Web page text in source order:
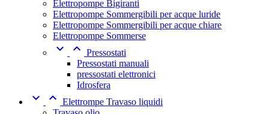
Elettropompe Bigiranti
Elettropompe Sommergibili per acque luride
Elettropompe Sommergibili per acque chiare
Elettropompe Sommerse
  Pressostati
Pressostati manuali
pressostati elettronici
Idrosfera
  Elettrompe Travaso liquidi